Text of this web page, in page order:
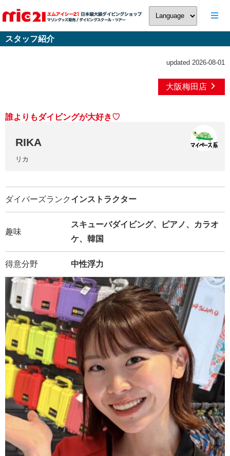
スタッフ紹介
updated 2026-08-01
大阪梅田店
誰よりもダイビングが大好き♡
RIKA
リカ
ダイバーズランク インストラクター
趣味
スキューバダイビング、ピアノ、カラオ
ケ、韓国
得意分野 中性浮力